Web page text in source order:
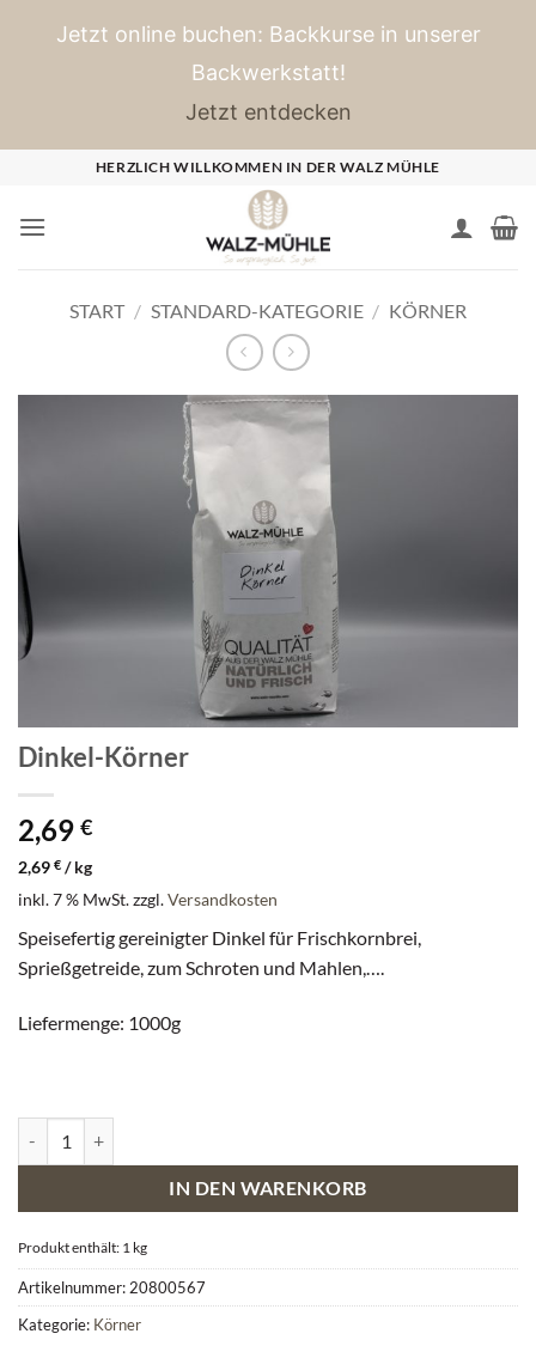
Jetzt online buchen: Backkurse in unserer
Backwerkstatt!
Jetzt entdecken
springen
HERZLICH WILLKOMMEN IN DER WALZ MÜHLE
START / STANDARD-KATEGORIE / KÖRNER
Dinkel-Körner
2,69 €
2,69 € /kg
inkl. 7 % MwSt.zzgl.Versandkosten
Speisefertig gereinigter Dinkel für Frischkornbrei,
Sprießgetreide, zum Schroten und Mahlen,….
Liefermenge: 1000g
IN DEN WARENKORB
Produkt enthält: 1 kg
Artikelnummer: 20800567
Kategorie: Körner